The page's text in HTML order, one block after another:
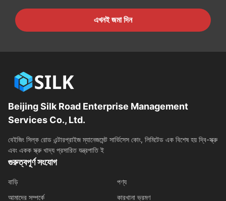
এখনই জমা দিন
Beijing Silk Road Enterprise Management
Services Co., Ltd.
বেইজিং সিল্ক রোড এন্টারপ্রাইজ ম্যানেজমেন্ট সার্ভিসেস কোং, লিমিটেড এক বিশেষ হয় দ্বি-স্ক্রু
এবং একক স্ক্রু খাদ্য প্রসারিত যন্ত্রপাতি ই
গুরুত্বপূর্ণ সংযোগ
বাড়ি
পণ্য
আমাদের সম্পর্কে
কারখানা ভ্রমণ